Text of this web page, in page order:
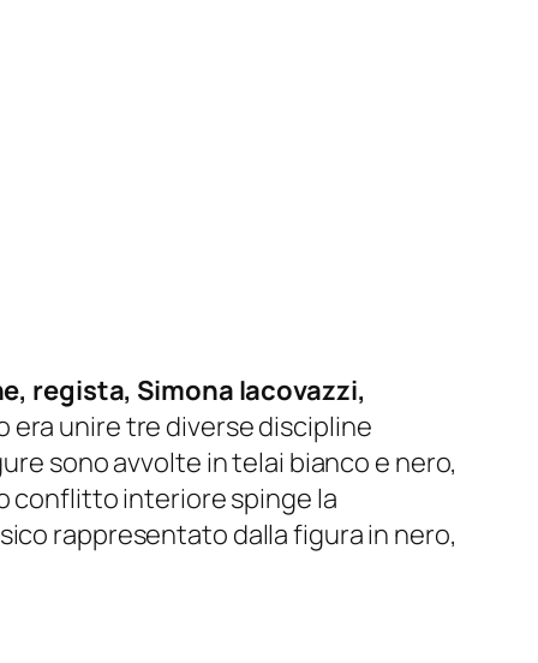
regista, Simona Iacovazzi,
era unire tre diverse discipline
sono avvolte in telai bianco e nero,
conflitto interiore spinge la
rappresentato dalla figura in nero,